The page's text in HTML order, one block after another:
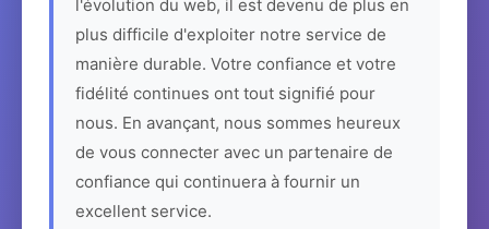
l'évolution du web, il est devenu de plus en
plus difficile d'exploiter notre service de
manière durable. Votre confiance et votre
fidélité continues ont tout signifié pour
nous. En avançant, nous sommes heureux
de vous connecter avec un partenaire de
confiance qui continuera à fournir un
excellent service.